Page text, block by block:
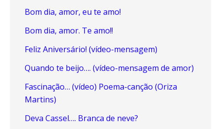
Bom dia, amor, eu te amo!
Bom dia, amor. Te amo!!
Feliz Aniversário! (vídeo-mensagem)
Quando te beijo…. (vídeo-mensagem de amor)
Fascinação… (vídeo) Poema-canção (Oriza
Martins)
Deva Cassel…. Branca de neve?